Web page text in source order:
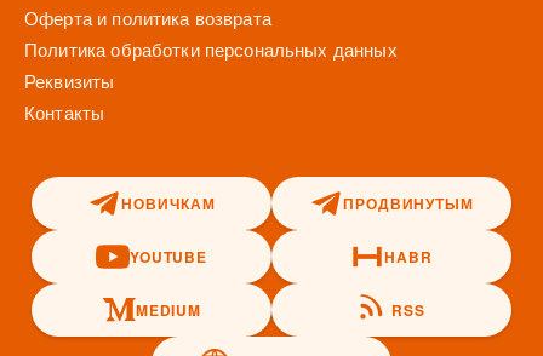
Оферта и политика возврата
Политика обработки персональных данных
Реквизиты
Контакты
НОВИЧКАМ ПРОДВИНУТЫМ
YOUTUBE HABR
MEDIUM RSS